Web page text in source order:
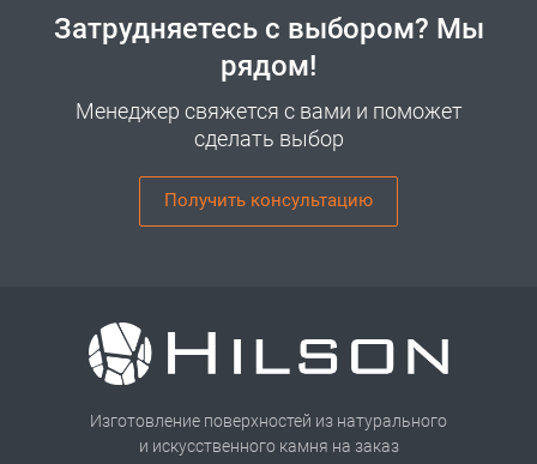
Затрудняетесь с выбором? Мы
рядом!
Менеджер свяжется с вами и поможет
сделать выбор
Получить консультацию
Изготовление поверхностей из натурального
и искусственного камня на заказ